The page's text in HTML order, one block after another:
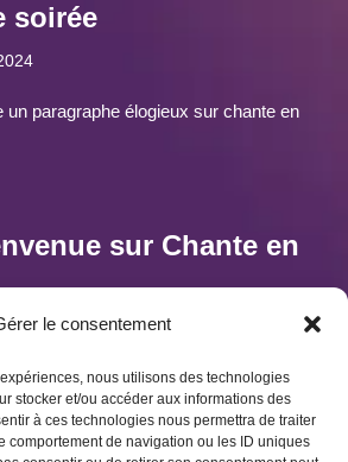
le consentement
nous utilisons des technologies
stocker et/ou accéder aux informations des
à ces technologies nous permettra de traiter
comportement de navigation ou les ID uniques
soirée
un paragraphe élogieux sur chante en
sur Chante en
2023 1 commentaire
chanteenlive.fr, Rejoignez nous sur
chansons préférées en Live